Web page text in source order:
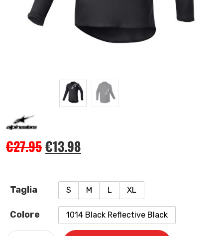
€27.95€13.98
Taglia S M L XL
Colore 1014 Black Reflective Black